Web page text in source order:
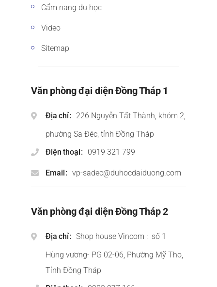
Cẩm nang du học
Video
Sitemap
Văn phòng đại diện Đồng Tháp 1
Địa chỉ
226 Nguyễn Tất Thành, khóm 2,
phường Sa Đéc, tỉnh Đồng Tháp
Điện thoại
0919 321 799
Email vp-sadec@duhocdaiduong.com
Văn phòng đại diện Đồng Tháp 2
Địa chỉ
Shop house Vincom : số 1
Hùng vương- PG 02-06, Phường Mỹ Tho,
Tỉnh Đồng Tháp